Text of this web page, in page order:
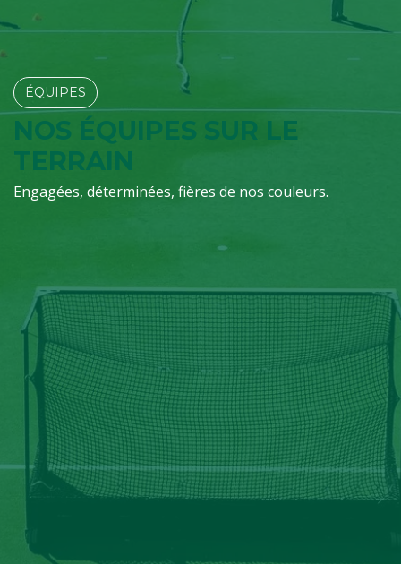
ÉQUIPES​​​​
NOS ÉQUIPES SUR LE
TERRAIN
Engagées, déterminées, fières de nos couleurs.